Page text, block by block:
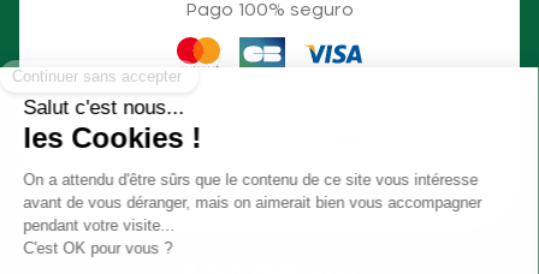
Pago 100% seguro